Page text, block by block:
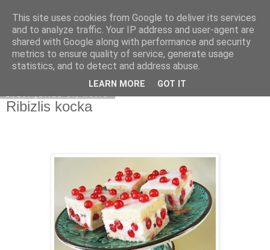
Moha Konyha
Ribizlis kocka
This site uses cookies from Google to deliver its services
and to analyze traffic. Your IP address and user-agent are
shared with Google along with performance and security
metrics to ensure quality of service, generate usage
statistics, and to detect and address abuse.
LEARN MORE GOT IT